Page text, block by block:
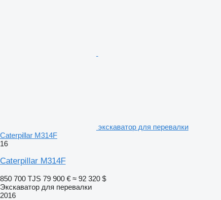
экскаватор для перевалки
Caterpillar M314F
16
Caterpillar M314F
850 700 TJS 79 900 € ≈ 92 320 $
Экскаватор для перевалки
2016